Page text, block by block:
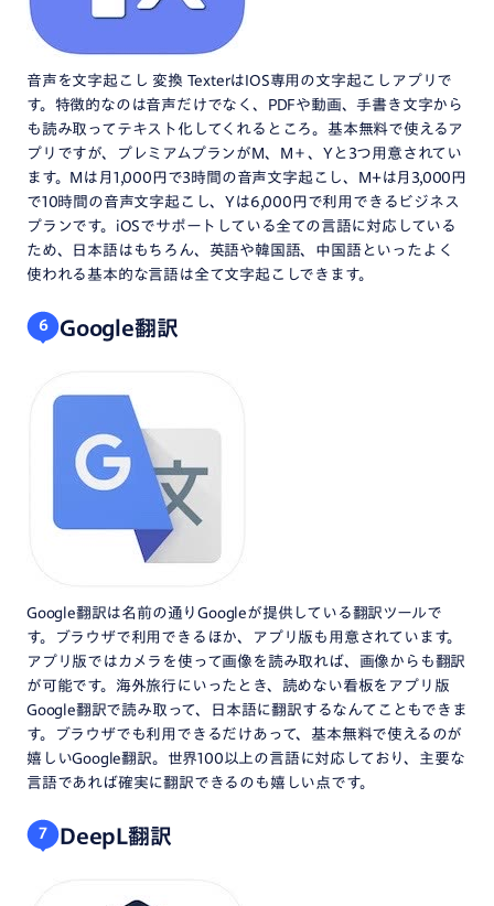
音声を文字起こし 変換 TexterはIOS専用の文字起こしアプリで
す。特徴的なのは音声だけでなく、PDFや動画、手書き文字から
も読み取ってテキスト化してくれるところ。基本無料で使えるア
プリですが、プレミアムプランがM、M＋、Yと3つ用意されてい
ます。Mは月1,000円で3時間の音声文字起こし、M+は月3,000円
で10時間の音声文字起こし、Yは6,000円で利用できるビジネス
プランです。iOSでサポートしている全ての言語に対応している
ため、日本語はもちろん、英語や韓国語、中国語といったよく
使われる基本的な言語は全て文字起こしできます。
6 Google翻訳
Google翻訳は名前の通りGoogleが提供している翻訳ツールで
す。ブラウザで利用できるほか、アプリ版も用意されています。
アプリ版ではカメラを使って画像を読み取れば、画像からも翻訳
が可能です。海外旅行にいったとき、読めない看板をアプリ版
Google翻訳で読み取って、日本語に翻訳するなんてこともできま
す。ブラウザでも利用できるだけあって、基本無料で使えるのが
嬉しいGoogle翻訳。世界100以上の言語に対応しており、主要な
言語であれば確実に翻訳できるのも嬉しい点です。
7 DeepL翻訳